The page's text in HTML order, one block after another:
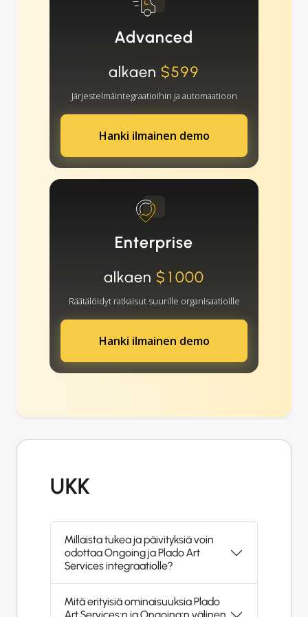
Advanced
alkaen $599
Järjestelmäintegraatioihin ja automaatioon
Hanki ilmainen demo
Enterprise
alkaen $1000
Räätälöidyt ratkaisut suurille organisaatioille
Hanki ilmainen demo
UKK
Millaista tukea ja päivityksiä voin
odottaa Ongoing ja Plado Art
Services integraatiolle?
Mitä erityisiä ominaisuuksia Plado